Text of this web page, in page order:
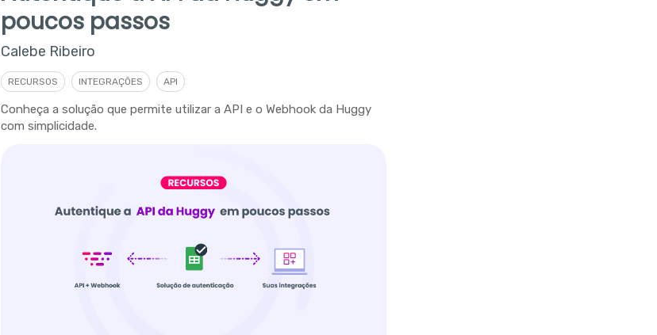
poucos passos
Calebe Ribeiro
RECURSOS INTEGRAÇÕES API
Conheça a solução que permite utilizar a API e o Webhook da Huggy
com simplicidade.